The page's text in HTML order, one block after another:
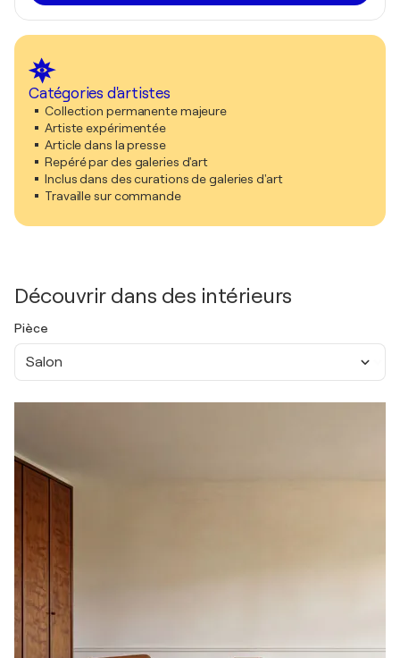
Catégories d'artistes
Collection permanente majeure
Artiste expérimentée
Article dans la presse
Repéré par des galeries d'art
Inclus dans des curations de galeries d'art
Travaille sur commande
Découvrir dans des intérieurs
Pièce
Salon